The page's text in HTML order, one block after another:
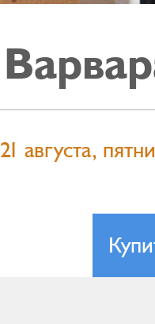
21 августа,